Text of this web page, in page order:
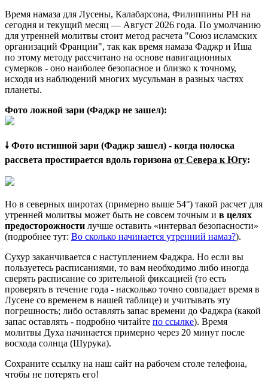
Время намаза для Лусены, Калабарсона, Филиппины PH на
сегодня и текущий месяц — Август 2026 года. По умолчанию
для утренней молитвы стоит метод расчета "Союз исламских
организаций Франции", так как время намаза Фаджр и Иша
по этому методу рассчитано на основе навигационных
сумерков - оно наиболее безопасное и близко к точному,
исходя из наблюдений многих мусульман в разных частях
планеты.
Фото ложной зари (Фаджр не зашел):
🠗 Фото истинной зари (Фаджр зашел) - когда полоска
рассвета простирается вдоль горизона от Севера к Югу:
Но в северных широтах (примерно выше 54°) такой расчет для
утренней молитвы может быть не совсем точным и в целях
предосторожности лучше оставить «интервал безопасности»
(подробнее тут: Во сколько начинается утренний намаз?).
Сухур заканчивается с наступлением Фаджра. Но если вы
пользуетесь расписаниями, то вам необходимо либо иногда
сверять расписание со зрительной фиксацией (то есть
проверять в течение года - насколько точно совпадает время в
Лусене со временем в нашей таблице) и учитывать эту
погрешность; либо оставлять запас времени до Фаджра (какой
запас оставлять - подробно читайте по ссылке). Время
молитвы Духа начинается примерно через 20 минут после
восхода солнца (Шурука).
Сохраните ссылку на наш сайт на рабочем столе телефона,
чтобы не потерять его!